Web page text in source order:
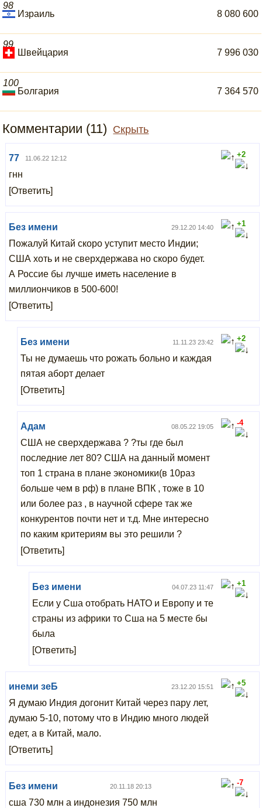
98
Израиль
8 080 600
99
Швейцария
7 996 030
100
Болгария
7 364 570
Комментарии (11) Скрыть
77 11.06.22 12:12
гнн
[Ответить]
+2
Без имени 29.12.20 14:40
Пожалуй Китай скоро уступит место Индии;
США хоть и не сверхдержава но скоро будет.
А Россие бы лучше иметь население в
миллиончиков в 500-600!
[Ответить]
+1
Без имени 11.11.23 23:42
Ты не думаешь что рожать больно и каждая
пятая аборт делает
[Ответить]
+2
Адам 08.05.22 19:05
США не сверхдержава ? ?ты где был
последние лет 80? США на данный момент
топ 1 страна в плане экономики(в 10раз
больше чем в рф) в плане ВПК , тоже в 10
или более раз , в научной сфере так же
конкурентов почти нет и т.д. Мне интересно
по каким критериям вы это решили ?
[Ответить]
-4
Без имени 04.07.23 11:47
Если у Сша отобрать НАТО и Европу и те
страны из африки то Сша на 5 месте бы
была
[Ответить]
+1
инеми зеБ 23.12.20 15:51
Я думаю Индия догонит Китай через пару лет,
думаю 5-10, потому что в Индию много людей
едет, а в Китай, мало.
[Ответить]
+5
Без имени 20.11.18 20:13
сша 730 млн а индонезия 750 млн
-7